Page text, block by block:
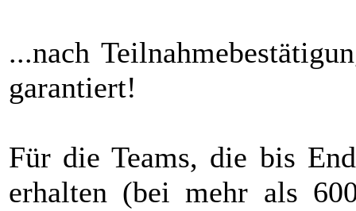
...nach
garantiert!
Für die Teams, die bis
erhalten (bei mehr als